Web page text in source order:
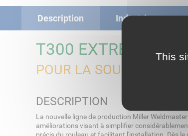
Description Industries
T300 EXTREME
POUR LA SOUDURE
DESCRIPTION
La nouvelle ligne de production Miller
améliorations visant à simplifier
This